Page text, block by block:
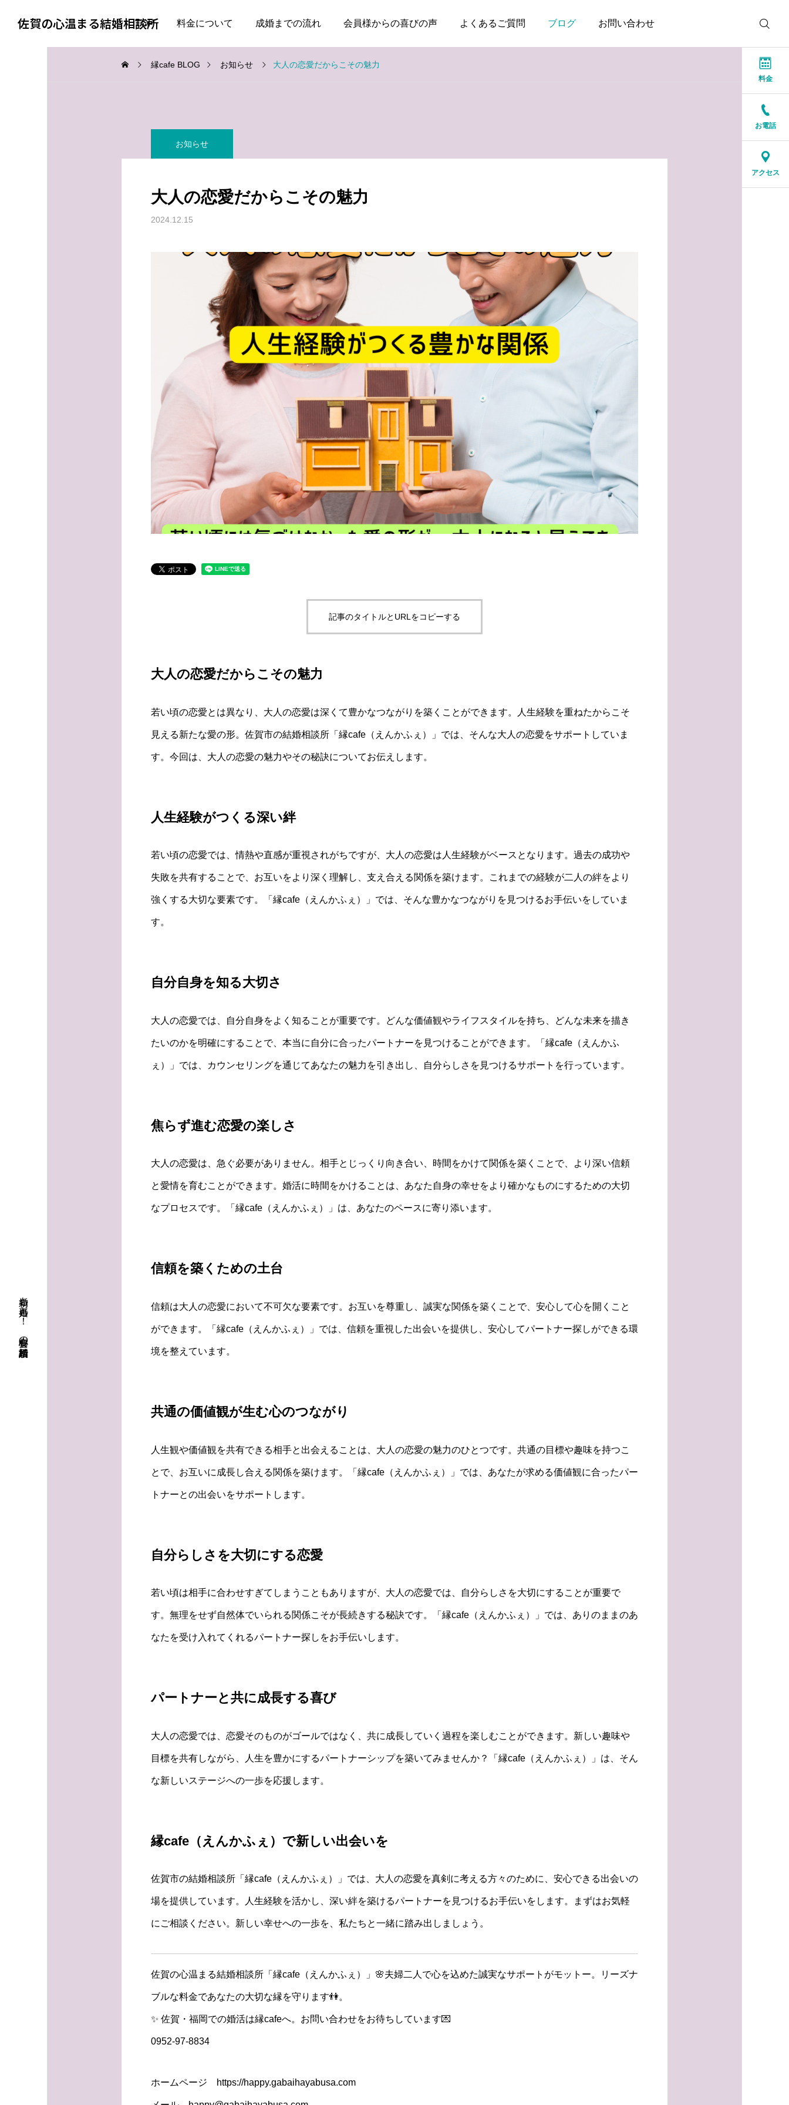
佐賀の心温まる結婚相談所
TOP 料金について 成婚までの流れ 会員様からの喜びの声 よくあるご質問 ブログ お問い合わせ
いい
人生の後半だからこそ、
初婚も再婚も！ 安心料金の結婚相談所
料金
お電話
アクセス
縁cafe BLOG お知らせ 大人の恋愛だからこその魅力
お知らせ
大人の恋愛だからこその魅力
2024.12.15
記事のタイトルとURLをコピーする
大人の恋愛だからこその魅力
若い頃の恋愛とは異なり、大人の恋愛は深くて豊かなつながりを築くことができます。人生経験を重ねたからこそ
見える新たな愛の形。佐賀市の結婚相談所「縁cafe（えんかふぇ）」では、そんな大人の恋愛をサポートしていま
す。今回は、大人の恋愛の魅力やその秘訣についてお伝えします。
人生経験がつくる深い絆
若い頃の恋愛では、情熱や直感が重視されがちですが、大人の恋愛は人生経験がベースとなります。過去の成功や
失敗を共有することで、お互いをより深く理解し、支え合える関係を築けます。これまでの経験が二人の絆をより
強くする大切な要素です。「縁cafe（えんかふぇ）」では、そんな豊かなつながりを見つけるお手伝いをしていま
す。
自分自身を知る大切さ
大人の恋愛では、自分自身をよく知ることが重要です。どんな価値観やライフスタイルを持ち、どんな未来を描き
たいのかを明確にすることで、本当に自分に合ったパートナーを見つけることができます。「縁cafe（えんかふ
ぇ）」では、カウンセリングを通じてあなたの魅力を引き出し、自分らしさを見つけるサポートを行っています。
焦らず進む恋愛の楽しさ
大人の恋愛は、急ぐ必要がありません。相手とじっくり向き合い、時間をかけて関係を築くことで、より深い信頼
と愛情を育むことができます。婚活に時間をかけることは、あなた自身の幸せをより確かなものにするための大切
なプロセスです。「縁cafe（えんかふぇ）」は、あなたのペースに寄り添います。
信頼を築くための土台
信頼は大人の恋愛において不可欠な要素です。お互いを尊重し、誠実な関係を築くことで、安心して心を開くこと
ができます。「縁cafe（えんかふぇ）」では、信頼を重視した出会いを提供し、安心してパートナー探しができる環
境を整えています。
共通の価値観が生む心のつながり
人生観や価値観を共有できる相手と出会えることは、大人の恋愛の魅力のひとつです。共通の目標や趣味を持つこ
とで、お互いに成長し合える関係を築けます。「縁cafe（えんかふぇ）」では、あなたが求める価値観に合ったパー
トナーとの出会いをサポートします。
自分らしさを大切にする恋愛
若い頃は相手に合わせすぎてしまうこともありますが、大人の恋愛では、自分らしさを大切にすることが重要で
す。無理をせず自然体でいられる関係こそが長続きする秘訣です。「縁cafe（えんかふぇ）」では、ありのままのあ
なたを受け入れてくれるパートナー探しをお手伝いします。
パートナーと共に成長する喜び
大人の恋愛では、恋愛そのものがゴールではなく、共に成長していく過程を楽しむことができます。新しい趣味や
目標を共有しながら、人生を豊かにするパートナーシップを築いてみませんか？「縁cafe（えんかふぇ）」は、そん
な新しいステージへの一歩を応援します。
縁cafe（えんかふぇ）で新しい出会いを
佐賀市の結婚相談所「縁cafe（えんかふぇ）」では、大人の恋愛を真剣に考える方々のために、安心できる出会いの
場を提供しています。人生経験を活かし、深い絆を築けるパートナーを見つけるお手伝いをします。まずはお気軽
にご相談ください。新しい幸せへの一歩を、私たちと一緒に踏み出しましょう。
佐賀の心温まる結婚相談所「縁cafe（えんかふぇ）」🌸夫婦二人で心を込めた誠実なサポートがモットー。リーズナ
ブルな料金であなたの大切な縁を守ります👫。
✨ 佐賀・福岡での婚活は縁cafeへ。お問い合わせをお待ちしています💌
0952-97-8834
ホームページ https://happy.gabaihayabusa.com